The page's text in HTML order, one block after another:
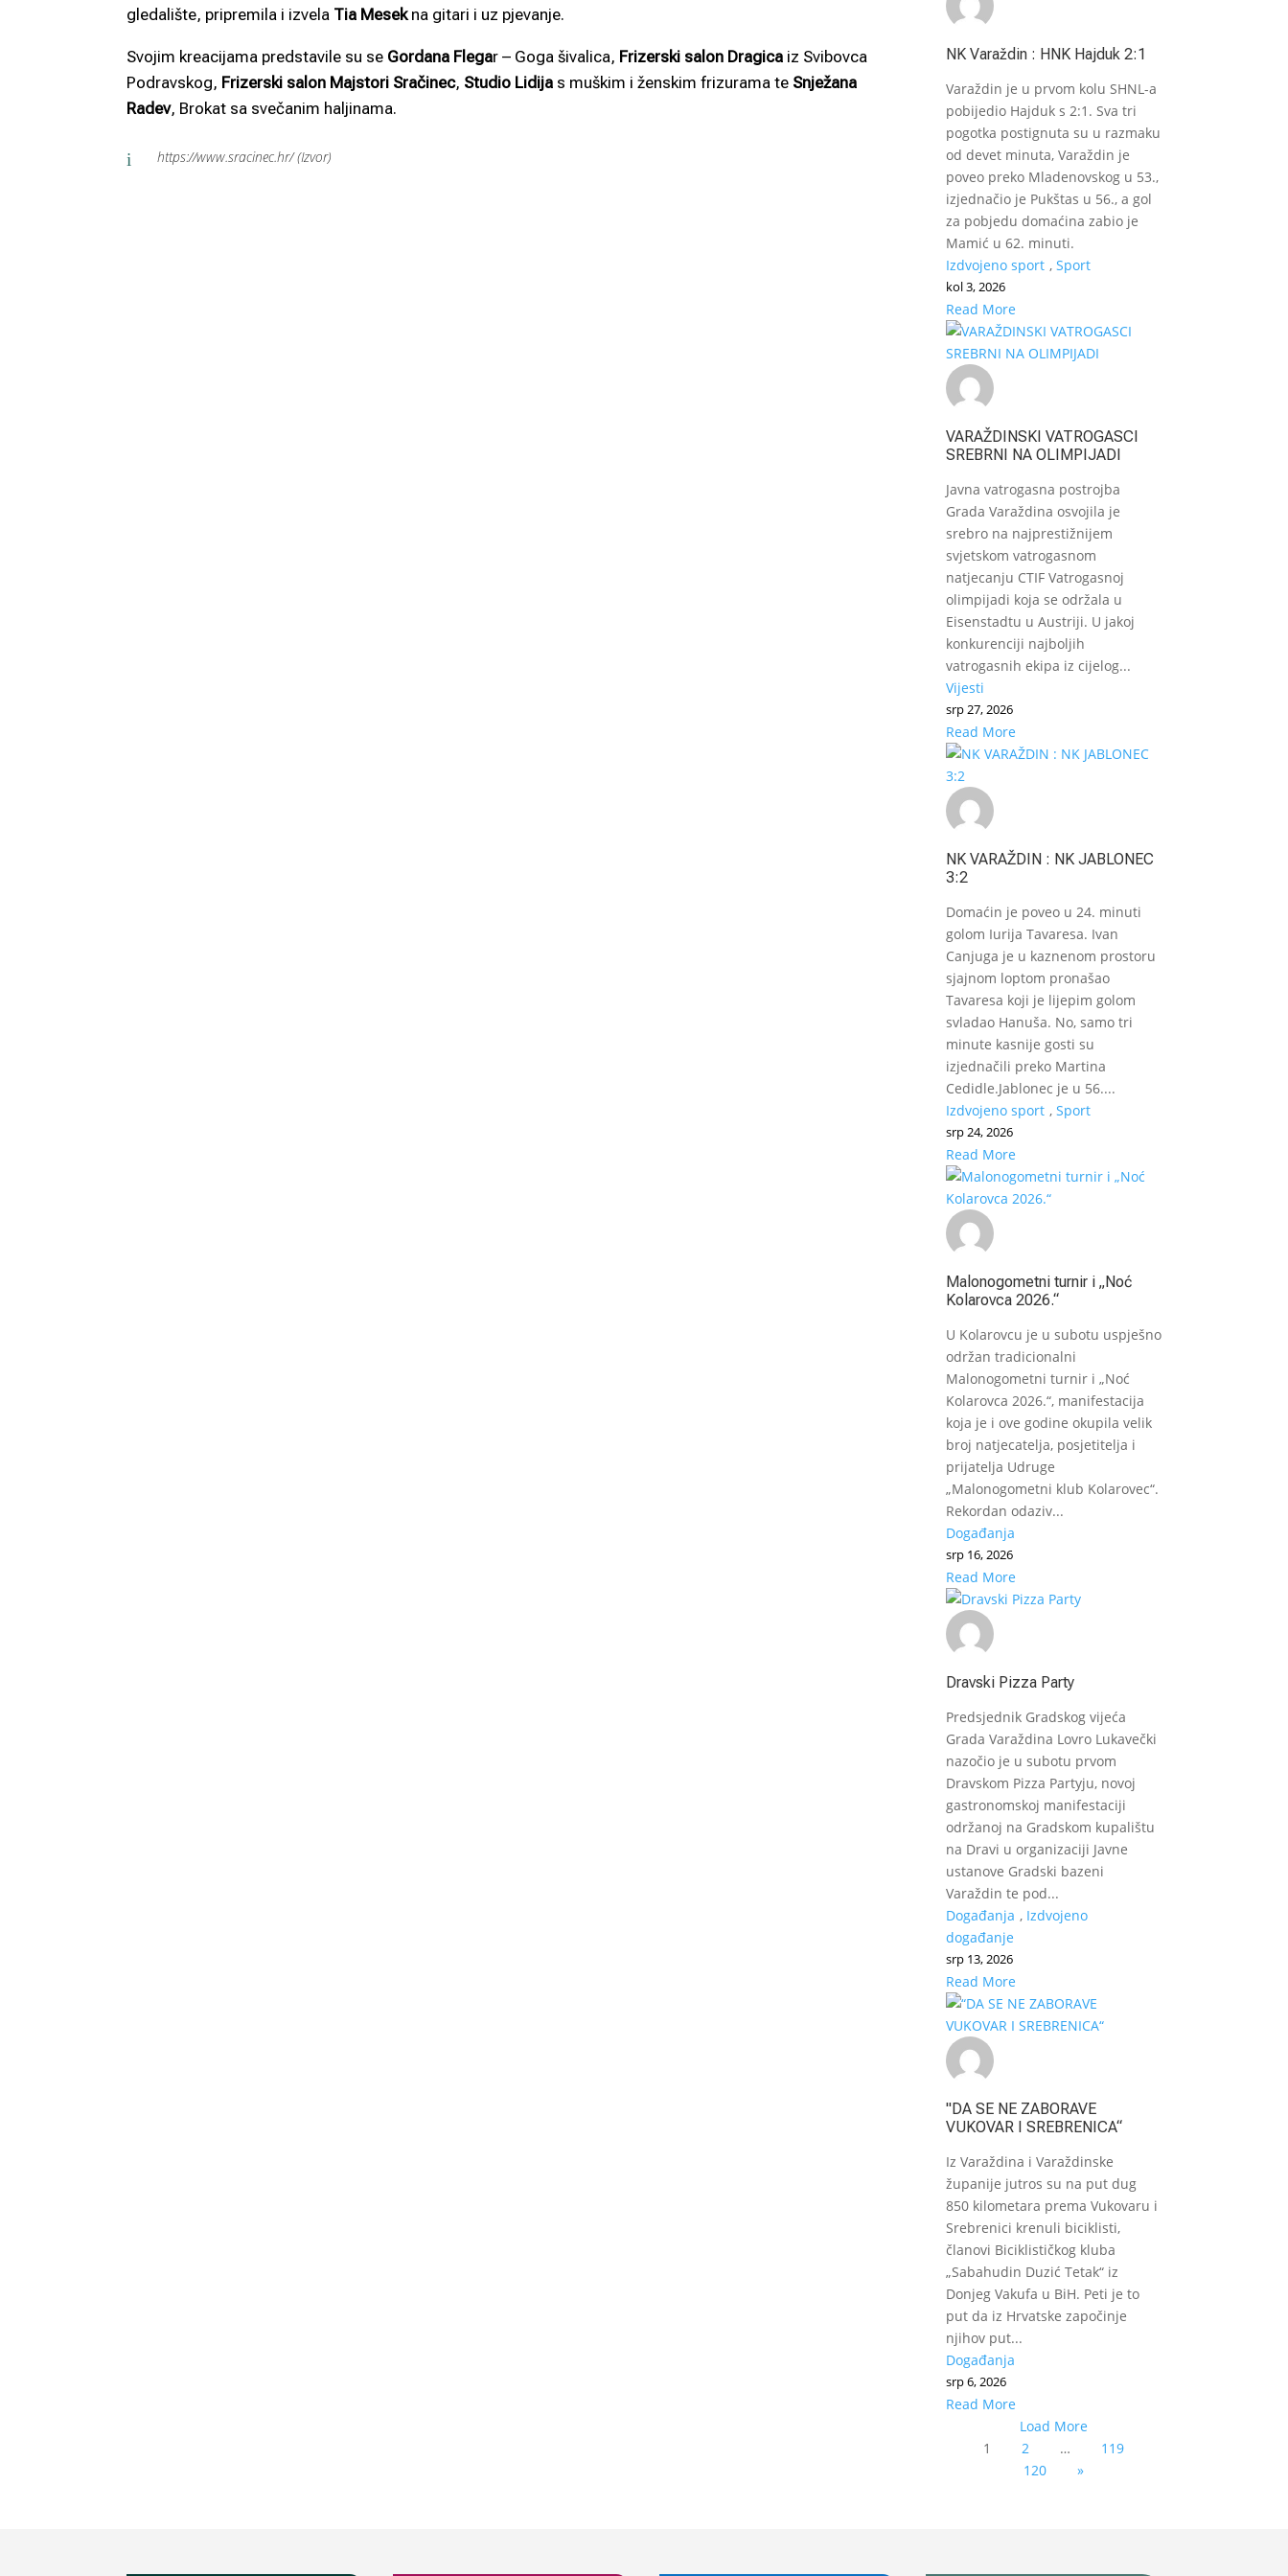
gledalište, pripremila i izvela Tia Mesekna gitari i uz pjevanje.
Svojim kreacijama predstavile su se Gordana Flegar – Goga šivalica, Frizerski salon Dragica iz Svibovca
Podravskog, Frizerski salon Majstori Sračinec, Studio Lidija s muškim i ženskim frizurama te Snježana
Radev, Brokat sa svečanim haljinama.
i https://www.sracinec.hr/ (Izvor)
NK Varaždin : HNK Hajduk 2:1
Varaždin je u prvom kolu SHNL-a
pobijedio Hajduk s 2:1. Sva tri
pogotka postignuta su u razmaku
od devet minuta, Varaždin je
poveo preko Mladenovskog u 53.,
izjednačio je Pukštas u 56., a gol
za pobjedu domaćina zabio je
Mamić u 62. minuti.
Izdvojeno sport , Sport
kol 3, 2026
Read More
VARAŽDINSKI VATROGASCI
SREBRNI NA OLIMPIJADI
Javna vatrogasna postrojba
Grada Varaždina osvojila je
srebro na najprestižnijem
svjetskom vatrogasnom
natjecanju CTIF Vatrogasnoj
olimpijadi koja se održala u
Eisenstadtu u Austriji. U jakoj
konkurenciji najboljih
vatrogasnih ekipa iz cijelog...
Vijesti
srp 27, 2026
Read More
NK VARAŽDIN : NK JABLONEC
3:2
Domaćin je poveo u 24. minuti
golom Iurija Tavaresa. Ivan
Canjuga je u kaznenom prostoru
sjajnom loptom pronašao
Tavaresa koji je lijepim golom
svladao Hanuša. No, samo tri
minute kasnije gosti su
izjednačili preko Martina
Cedidle.Jablonec je u 56....
Izdvojeno sport , Sport
srp 24, 2026
Read More
Malonogometni turnir i „Noć
Kolarovca 2026.“
U Kolarovcu je u subotu uspješno
održan tradicionalni
Malonogometni turnir i „Noć
Kolarovca 2026.“, manifestacija
koja je i ove godine okupila velik
broj natjecatelja, posjetitelja i
prijatelja Udruge
„Malonogometni klub Kolarovec“.
Rekordan odaziv...
Događanja
srp 16, 2026
Read More
Dravski Pizza Party
Predsjednik Gradskog vijeća
Grada Varaždina Lovro Lukavečki
nazočio je u subotu prvom
Dravskom Pizza Partyju, novoj
gastronomskoj manifestaciji
održanoj na Gradskom kupalištu
na Dravi u organizaciji Javne
ustanove Gradski bazeni
Varaždin te pod...
Događanja , Izdvojeno
događanje
srp 13, 2026
Read More
"DA SE NE ZABORAVE
VUKOVAR I SREBRENICA“
Iz Varaždina i Varaždinske
županije jutros su na put dug
850 kilometara prema Vukovaru i
Srebrenici krenuli biciklisti,
članovi Biciklističkog kluba
„Sabahudin Duzić Tetak“ iz
Donjeg Vakufa u BiH. Peti je to
put da iz Hrvatske započinje
njihov put...
Događanja
srp 6, 2026
Read More
Load More
1
2 …
119
120
»